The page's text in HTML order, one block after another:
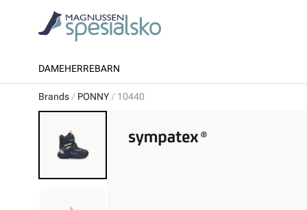
DAMEHERREBARN
Brands PONNY 10440